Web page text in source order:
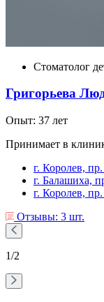
Стоматолог
Григорьева
Опыт: 37 лет
Принимает в
г. Королев,
г. Балашиха,
г. Королев,
Отзывы: 3 шт.
1/2